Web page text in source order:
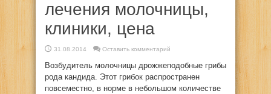
лечения молочницы,
клиники, цена
31.08.2014 Оставить комментарий
Возбудитель молочницы дрожжеподобные грибы
рода кандида. Этот грибок распространен
повсеместно, в норме в небольшом количестве